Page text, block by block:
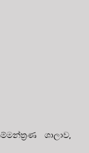
ශාලාව,